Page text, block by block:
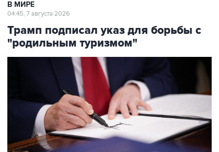
В МИРЕ
04:45, 7 августа 2026
Трамп подписал указ для борьбы с
"родильным туризмом"